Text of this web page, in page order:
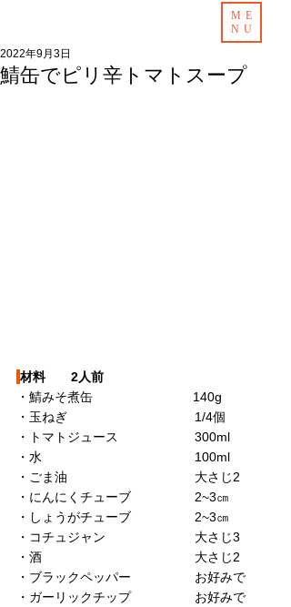
ME
NU
鯖缶でピリ辛トマトスープ
2022年9月3日
材料　　2人前
・鯖みそ煮缶　　　　　　 　  140g
・玉ねぎ　　　　　　　　　　1/4個
・トマトジュース　　　　　　300ml
・水　　　　　　　　　　　　100ml
・ごま油　　　　　　　　　　大さじ2
・にんにくチューブ　　　　　2~3㎝
・しょうがチューブ　　　　　2~3㎝
・コチュジャン　　　　　　　大さじ3
・酒　　　　　　　　　　　　大さじ2
・ブラックペッパー　　　　　お好みで
・ガーリックチップ　　　　　お好みで